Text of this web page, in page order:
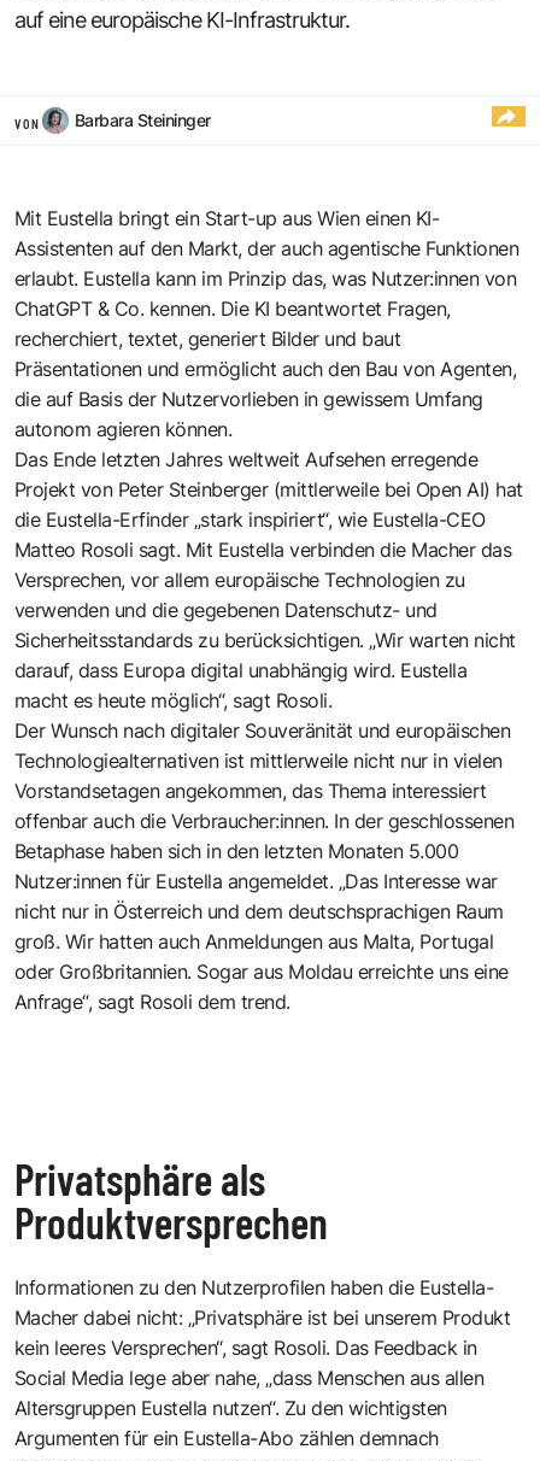
auf eine europäische KI-Infrastruktur.
VON Barbara Steininger
Mit Eustella bringt ein Start-up aus Wien einen KI-
Assistenten auf den Markt, der auch agentische Funktionen
erlaubt. Eustella kann im Prinzip das, was Nutzer:innen von
ChatGPT & Co. kennen. Die KI beantwortet Fragen,
recherchiert, textet, generiert Bilder und baut
Präsentationen und ermöglicht auch den Bau von Agenten,
die auf Basis der Nutzervorlieben in gewissem Umfang
autonom agieren können.
Das Ende letzten Jahres weltweit Aufsehen erregende
Projekt von Peter Steinberger (mittlerweile bei Open AI) hat
die Eustella-Erfinder „stark inspiriert“, wie Eustella-CEO
Matteo Rosoli sagt. Mit Eustella verbinden die Macher das
Versprechen, vor allem europäische Technologien zu
verwenden und die gegebenen Datenschutz- und
Sicherheitsstandards zu berücksichtigen. „Wir warten nicht
darauf, dass Europa digital unabhängig wird. Eustella
macht es heute möglich“, sagt Rosoli.
Der Wunsch nach digitaler Souveränität und europäischen
Technologiealternativen ist mittlerweile nicht nur in vielen
Vorstandsetagen angekommen, das Thema interessiert
offenbar auch die Verbraucher:innen. In der geschlossenen
Betaphase haben sich in den letzten Monaten 5.000
Nutzer:innen für Eustella angemeldet. „Das Interesse war
nicht nur in Österreich und dem deutschsprachigen Raum
groß. Wir hatten auch Anmeldungen aus Malta, Portugal
oder Großbritannien. Sogar aus Moldau erreichte uns eine
Anfrage“, sagt Rosoli dem trend.
Privatsphäre als
Produktversprechen
Informationen zu den Nutzerprofilen haben die Eustella-
Macher dabei nicht: „Privatsphäre ist bei unserem Produkt
kein leeres Versprechen“, sagt Rosoli. Das Feedback in
Social Media lege aber nahe, „dass Menschen aus allen
Altersgruppen Eustella nutzen“. Zu den wichtigsten
Argumenten für ein Eustella-Abo zählen demnach